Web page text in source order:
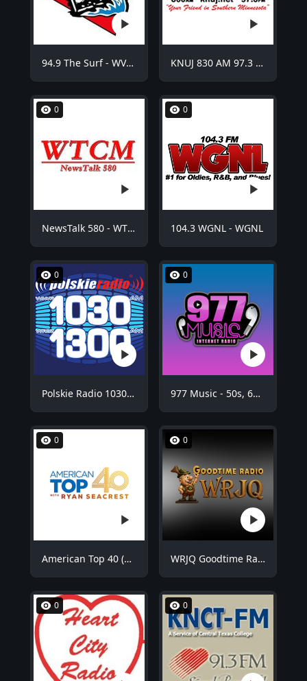
94.9 The Surf - WVCO KNUJ 830 AM 97.3 FM - KNUJ
0
NewsTalk 580 - WTCM
0
104.3 WGNL - WGNL
0
Polskie Radio 1030 Chicago - WNVR
0
977 Music - 50s, 60s Hits
0
American Top 40 (AT40)
0
WRJQ Goodtime Radio
0 0